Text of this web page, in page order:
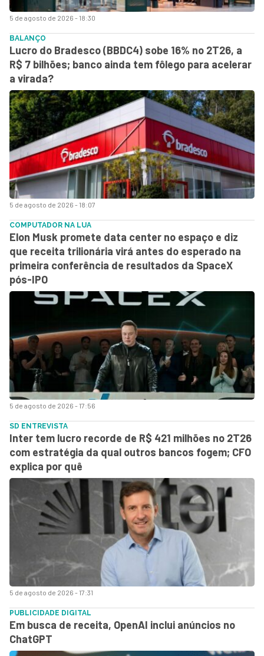
5 de agosto de 2026 - 18:30
5 de agosto de 2026 - 18:07
BALANÇO
Lucro do Bradesco (BBDC4) sobe 16% no 2T26, a
R$ 7 bilhões; banco ainda tem fôlego para acelerar
a virada?
5 de agosto de 2026 - 17:56
COMPUTADOR NA LUA
Elon Musk promete data center no espaço e diz
que receita trilionária virá antes do esperado na
primeira conferência de resultados da SpaceX
pós-IPO
5 de agosto de 2026 - 17:31
SD ENTREVISTA
Inter tem lucro recorde de R$ 421 milhões no 2T26
com estratégia da qual outros bancos fogem; CFO
explica por quê
PUBLICIDADE DIGITAL
Em busca de receita, OpenAI inclui anúncios no
ChatGPT